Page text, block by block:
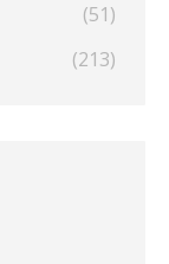
(51)
(213)